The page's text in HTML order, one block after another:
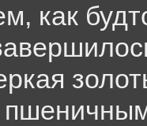
как